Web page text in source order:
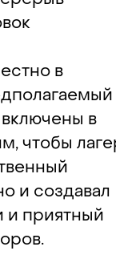
в
в
чтобы
и создавал
и приятный